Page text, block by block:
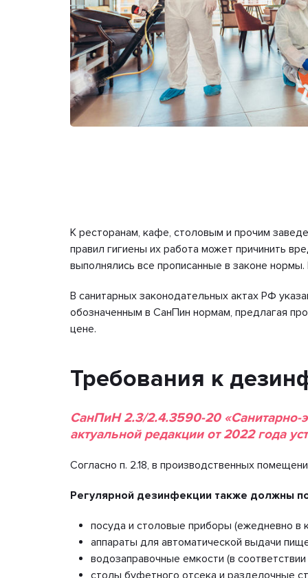
К ресторанам, кафе, столовым и прочим
правил гигиены их работа может причинить
выполнялись все прописанные в законе
В санитарных законодательных актах РФ
обозначенным в СанПин нормам, предлагая
цене.
Требования к
СанПиН 2.3/2.4.3590-20 «Санитарно-
актуальной редакции от 2022 года
Согласно п. 2.18, в производственных
Регулярной дезинфекции также должны
посуда и столовые приборы (ежедневно в
аппараты для автоматической выдачи
водозаправочные емкости (в
столы буфетного отсека и разделочные